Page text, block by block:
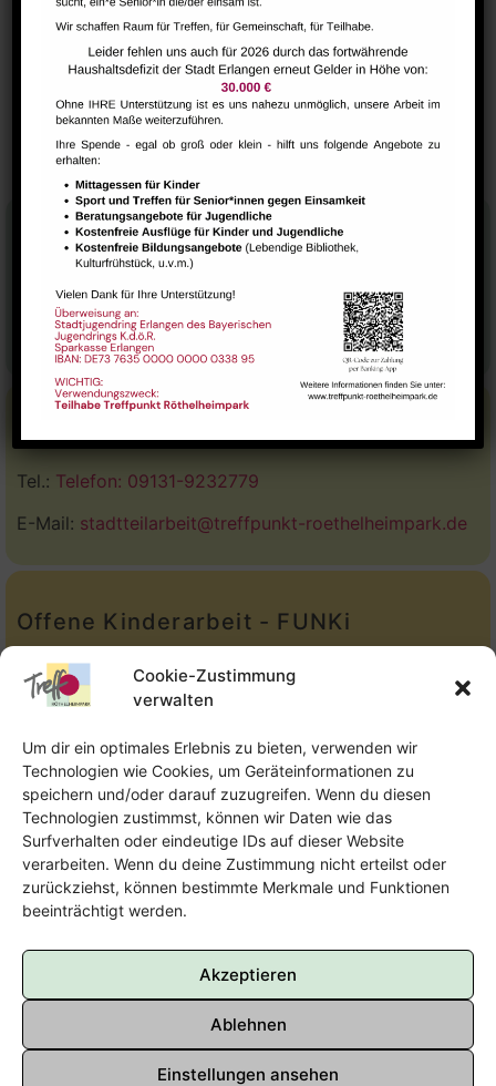
Cookie-Zustimmung
verwalten
Um dir ein optimales Erlebnis zu bieten, verwenden wir
Technologien wie Cookies, um Geräteinformationen zu
speichern und/oder darauf zuzugreifen. Wenn du diesen
Technologien zustimmst, können wir Daten wie das
Surfverhalten oder eindeutige IDs auf dieser Website
verarbeiten. Wenn du deine Zustimmung nicht erteilst oder
zurückziehst, können bestimmte Merkmale und Funktionen
beeinträchtigt werden.
Akzeptieren
Ablehnen
Einstellungen ansehen
VERANSTALTUNGSORT
Raum 113
Stadtteilhaus
09131-9232777
E-Mail:leitung@treffpunkt-roethelheimpark.de
Stadtteilarbeit
Tel.: Telefon: 09131-9232779
E-Mail: stadtteilarbeit@treffpunkt-roethelheimpark.de
Offene Kinderarbeit - FUNKi
Tel.:Telefon: 09131-610749
E-Mail:oka@treffpunkt-roethelheimpark.de
Offene Jugendarbeit - Easthouse
Tel:
09131–302259
E-Mail:oja@treffpunkt-roethelheimpark.de